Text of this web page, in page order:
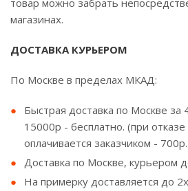
товар можно забрать
магазинах.
ДОСТАВКА КУРЬЕРОМ
По Москве в пределах МКАД:
Быстрая доставка по Москве за
15000р - бесплатно. (при
оплачивается заказчиком -
Доставка по Москве, курьером
На примерку доставляется до